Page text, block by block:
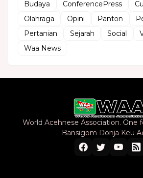
Budaya
ConferencePress
Olahraga
Opini Panton
Pertanian
Sejarah Social
Waa News
World Acehnese Association. One
Bansigom Donja Keu